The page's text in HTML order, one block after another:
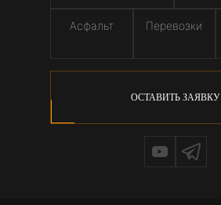
Асфальт Перевозки
ОСТАВИТЬ ЗАЯВКУ